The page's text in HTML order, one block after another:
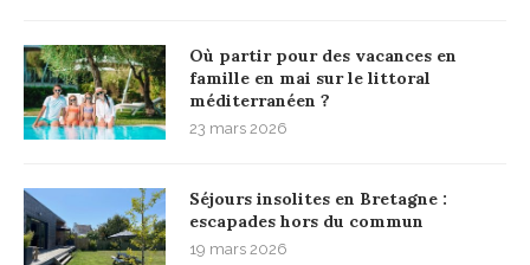
Où partir pour des vacances en
famille en mai sur le littoral
méditerranéen ?
23 mars 2026
Séjours insolites en Bretagne :
escapades hors du commun
19 mars 2026